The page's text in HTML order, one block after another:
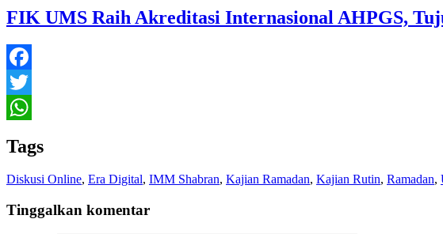
FIK UMS Raih Akreditasi Internasional AHPGS,
Facebook
Twitter
Tags
Diskusi Online, Era Digital, IMM Shabran, Kajian Ramadan, Kajian Rutin, Ramadan,
Tinggalkan komentar